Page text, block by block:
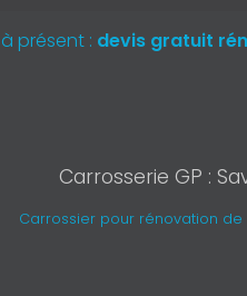
présent : devis gratuit
Carrosserie GP :
Carrossier pour rénovation